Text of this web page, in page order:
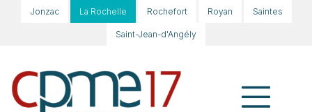
Jonzac La Rochelle Rochefort Royan Saintes
Saint-Jean-d'Angély